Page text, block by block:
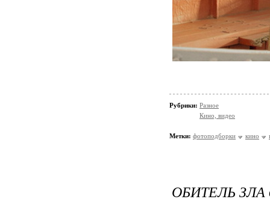
Рубрики: Разное
Кино, видео
Метки: фотоподборки кино
ОБИТЕЛЬ